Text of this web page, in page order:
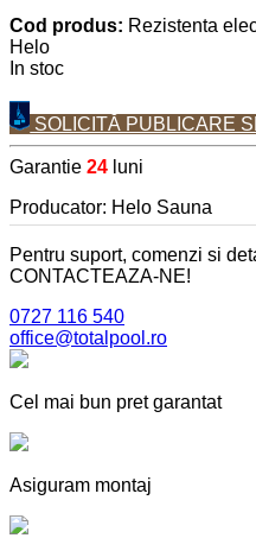
Cod produs: Rezistenta
Helo
In stoc
SOLICITĂ PUBLICARE
Garantie 24 luni
Producator: Helo Sauna
Pentru suport, comenzi si
CONTACTEAZA-NE!
0727 116 540
office@totalpool.ro
Cel mai bun pret garantat
Asiguram montaj